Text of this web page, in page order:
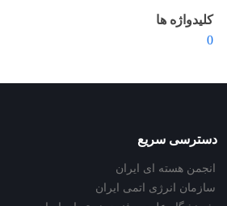
کلیدواژه ها
0
دسترسی سریع
انجمن هسته ای ایران
سازمان انرژی اتمی ایران